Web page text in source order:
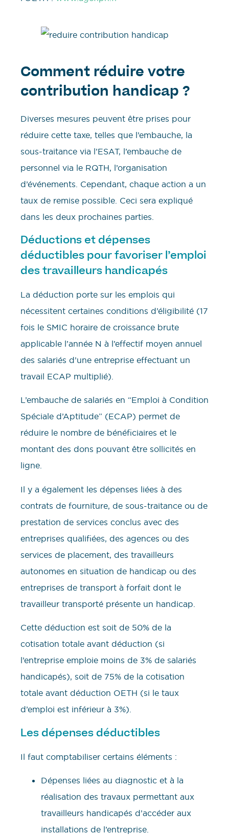
Comment réduire votre
contribution handicap ?
Diverses mesures peuvent être prises pour
réduire cette taxe, telles que l’embauche, la
sous-traitance via l’ESAT, l’embauche de
personnel via le RQTH, l’organisation
d’événements. Cependant, chaque action a un
taux de remise possible. Ceci sera expliqué
dans les deux prochaines parties.
Déductions et dépenses
déductibles pour favoriser l’emploi
des travailleurs handicapés
La déduction porte sur les emplois qui
nécessitent certaines conditions d’éligibilité (17
fois le SMIC horaire de croissance brute
applicable l’année N à l’effectif moyen annuel
des salariés d’une entreprise effectuant un
travail ECAP multiplié).
L’embauche de salariés en “Emploi à Condition
Spéciale d’Aptitude” (ECAP) permet de
réduire le nombre de bénéficiaires et le
montant des dons pouvant être sollicités en
ligne.
Il y a également les dépenses liées à des
contrats de fourniture, de sous-traitance ou de
prestation de services conclus avec des
entreprises qualifiées, des agences ou des
services de placement, des travailleurs
autonomes en situation de handicap ou des
entreprises de transport à forfait dont le
travailleur transporté présente un handicap.
Cette déduction est soit de 50% de la
cotisation totale avant déduction (si
l’entreprise emploie moins de 3% de salariés
handicapés), soit de 75% de la cotisation
totale avant déduction OETH (si le taux
d’emploi est inférieur à 3%).
Les dépenses déductibles
Il faut comptabiliser certains éléments :
Dépenses liées au diagnostic et à la
réalisation des travaux permettant aux
travailleurs handicapés d’accéder aux
installations de l’entreprise.